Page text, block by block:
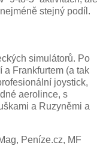
stejný podíl.
simulátorů. Po
a Frankfurtem (a tak
joystick,
aerolince, s
a Ruzyněmi a
Peníze.cz, MF